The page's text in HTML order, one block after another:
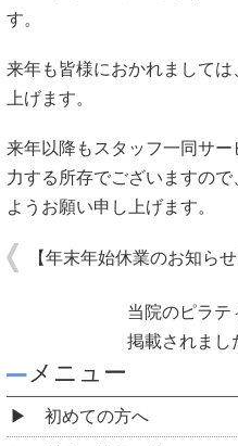
す。
来年も皆様におかれまして
上げます。
来年以降もスタッフ一同サ
力する所存でございますの
ようお願い申し上げます。
【年末年始休業のお知らせ
当院のピラテ
掲載されまし
メニュー
初めての方へ